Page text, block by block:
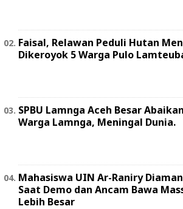
Faisal, Relawan Peduli Hutan
Dikeroyok 5 Warga Pulo
SPBU Lamnga Aceh Besar
Warga Lamnga, Meningal Dunia.
Mahasiswa UIN Ar-Raniry
Saat Demo dan Ancam Bawa
Lebih Besar